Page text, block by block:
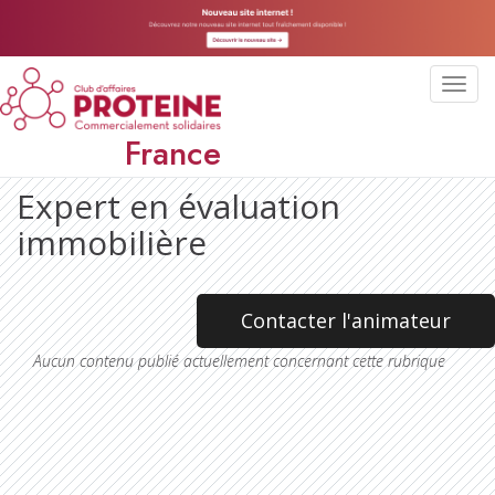
France
Expert en évaluation
immobilière
Contacter l'animateur
Aucun contenu publié actuellement concernant cette rubrique